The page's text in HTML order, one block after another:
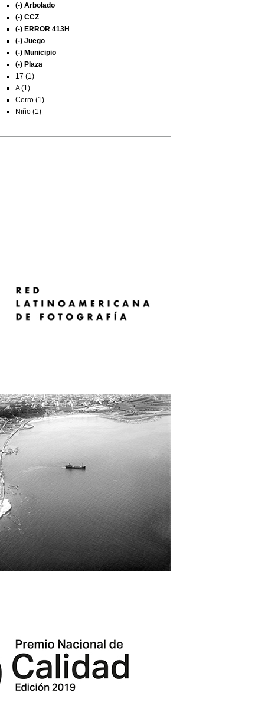
(-) Arbolado
(-) CCZ
(-) ERROR 413H
(-) Juego
(-) Municipio
(-) Plaza
17 (1)
A (1)
Cerro (1)
Niño (1)